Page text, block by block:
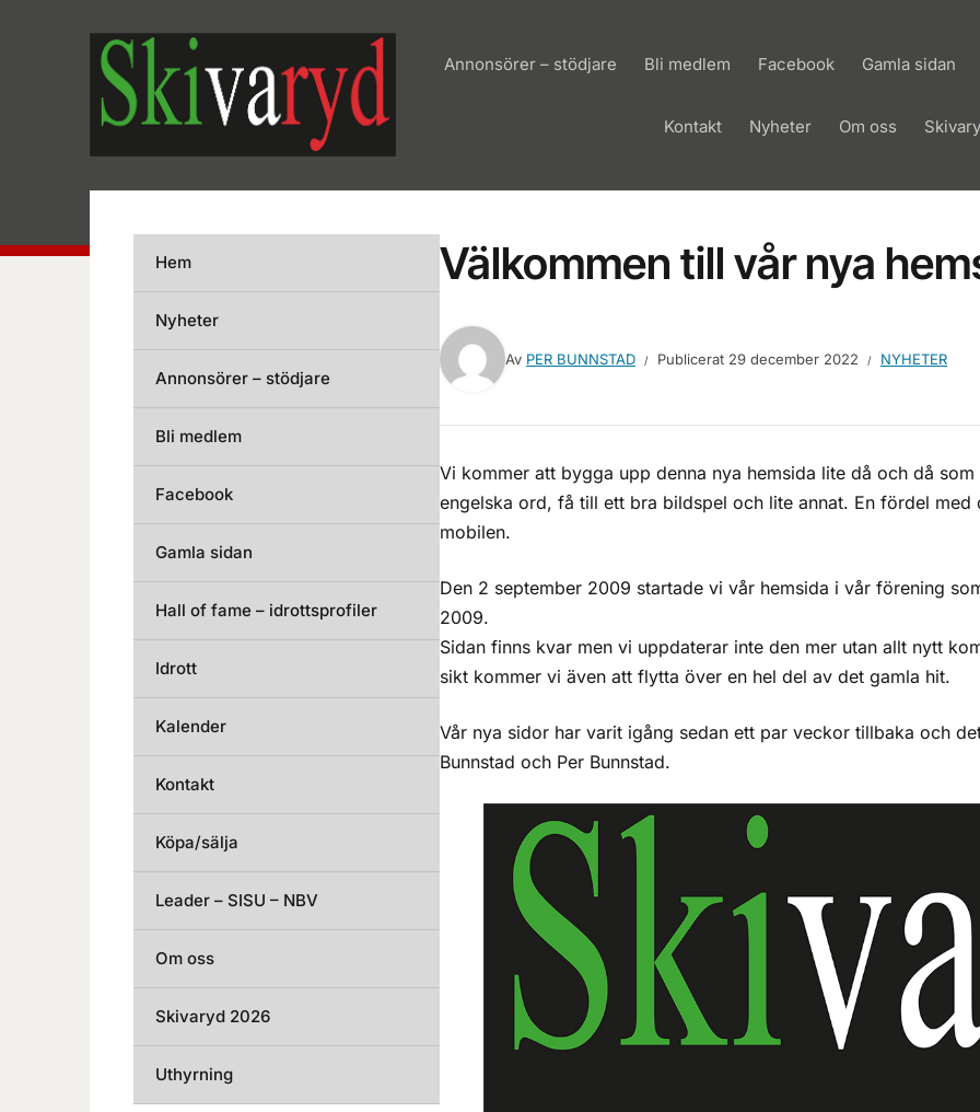
Annonsörer – stödjare Bli medlem Facebook Gamla sidan
Kontakt Nyheter Om oss
Välkommen till vår nya
Av PER BUNNSTAD Publicerat 29 december 2022 NYHETER
Vi kommer att bygga upp denna nya hemsida lite då och då
engelska ord, få till ett bra bildspel och lite annat. En fördel med
mobilen.
Den 2 september 2009 startade vi vår hemsida i vår förening
2009.
Sidan finns kvar men vi uppdaterar inte den mer utan allt nytt
sikt kommer vi även att flytta över en hel del av det gamla hit.
Vår nya sidor har varit igång sedan ett par veckor tillbaka och
Bunnstad och Per Bunnstad.
Hem
Nyheter
Annonsörer – stödjare
Bli medlem
Facebook
Gamla sidan
Hall of fame – idrottsprofiler
Idrott
Kalender
Kontakt
Köpa/sälja
Leader – SISU – NBV
Om oss
Skivaryd 2026
Uthyrning